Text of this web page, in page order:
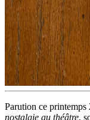
Parution ce
nostalgie au théâtre,